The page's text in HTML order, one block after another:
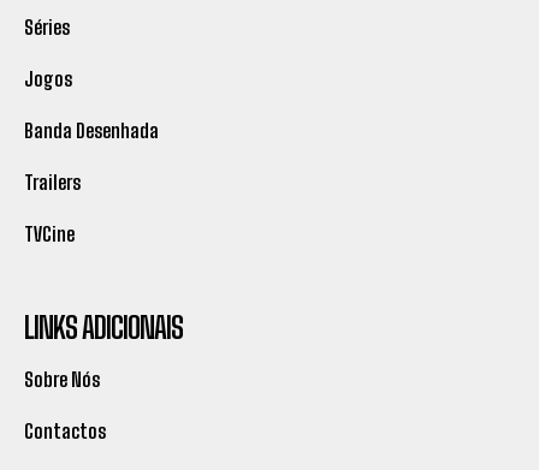
Séries
Jogos
Banda Desenhada
Trailers
TVCine
LINKS ADICIONAIS
Sobre Nós
Contactos